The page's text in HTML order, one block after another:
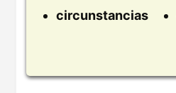
circunstancias